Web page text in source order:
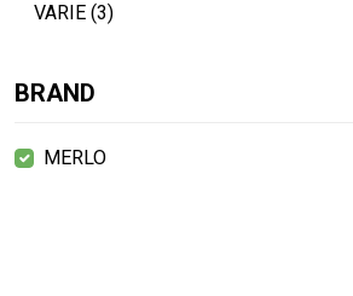
VARIE (3)
BRAND
MERLO